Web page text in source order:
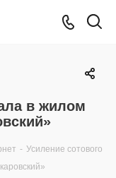
в жилом
- Усиление сотового